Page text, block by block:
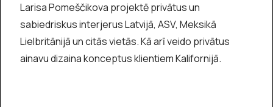
Larisa Pomeščikova projektē privātus un
sabiedriskus interjerus Latvijā, ASV, Meksikā
Lielbritānijā un citās vietās. Kā arī veido privātus
ainavu dizaina konceptus klientiem Kalifornijā.